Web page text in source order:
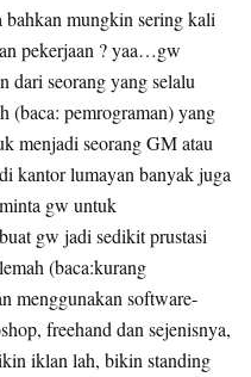
mungkin sering kali
pekerjaan ? yaa…gw
dari seorang yang selalu
(baca: pemrograman) yang
menjadi seorang GM atau
kantor lumayan banyak juga
gw untuk
gw jadi sedikit prustasi
(baca:kurang
menggunakan software-
freehand dan sejenisnya,
iklan lah, bikin standing